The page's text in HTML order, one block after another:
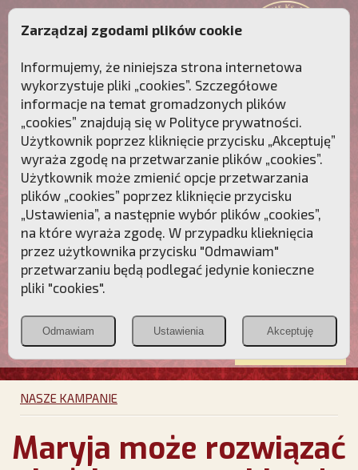
Przebudźmy sumienia Polaków!
Polonia
Christiana
PCh24.pl
Przymierze
POZNAJ APOSTOLAT FATIMY WESPRZYJ
NAS
NASZE KAMPANIE
Maryja może rozwiązać
Zarządzaj zgodami plików cookie
Informujemy, że niniejsza strona internetowa
wykorzystuje pliki „cookies”. Szczegółowe
informacje na temat gromadzonych plików
„cookies” znajdują się w Polityce prywatności.
Użytkownik poprzez kliknięcie przycisku „Akceptuję”
wyraża zgodę na przetwarzanie plików „cookies”.
Użytkownik może zmienić opcje przetwarzania
plików „cookies” poprzez kliknięcie przycisku
„Ustawienia”, a następnie wybór plików „cookies”,
na które wyraża zgodę. W przypadku klieknięcia
przez użytkownika przycisku "Odmawiam"
przetwarzaniu będą podlegać jedynie konieczne
pliki "cookies".
Odmawiam Ustawienia Akceptuję